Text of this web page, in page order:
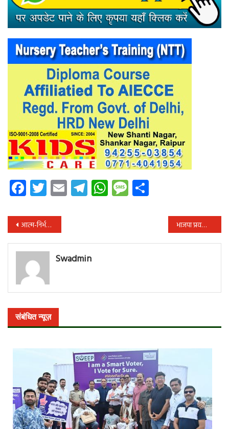
Facebook
Twitter
EmailTelegram
WhatsApp
Message
पोस्ट
नेविगेशन
आत्म-निर्भर भारत पहल के लिए रक्षा मंत्रालय की बड़ी कोशिश भाजपा प्रवक्ता ने कांग्रेस के बड़े लोगों की शराब तस्करी में हुई गिरफ्‍तारी को राजनीतिक संस्कारों की गिरावट बताया
Swadmin
संबंधित न्यूज़